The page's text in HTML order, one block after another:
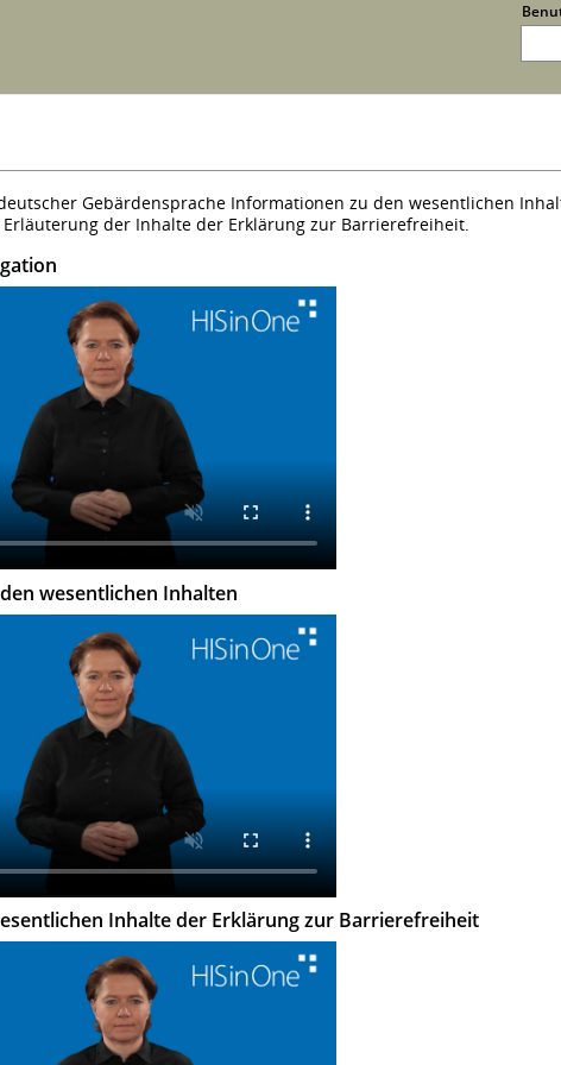
Gebärdensprache Informationen zu den wesentlichen
der Inhalte der Erklärung zur Barrierefreiheit.
wesentlichen Inhalten
Inhalte der Erklärung zur Barrierefreiheit